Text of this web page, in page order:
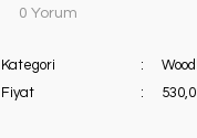
0 Yorum
Kategori
Fiyat